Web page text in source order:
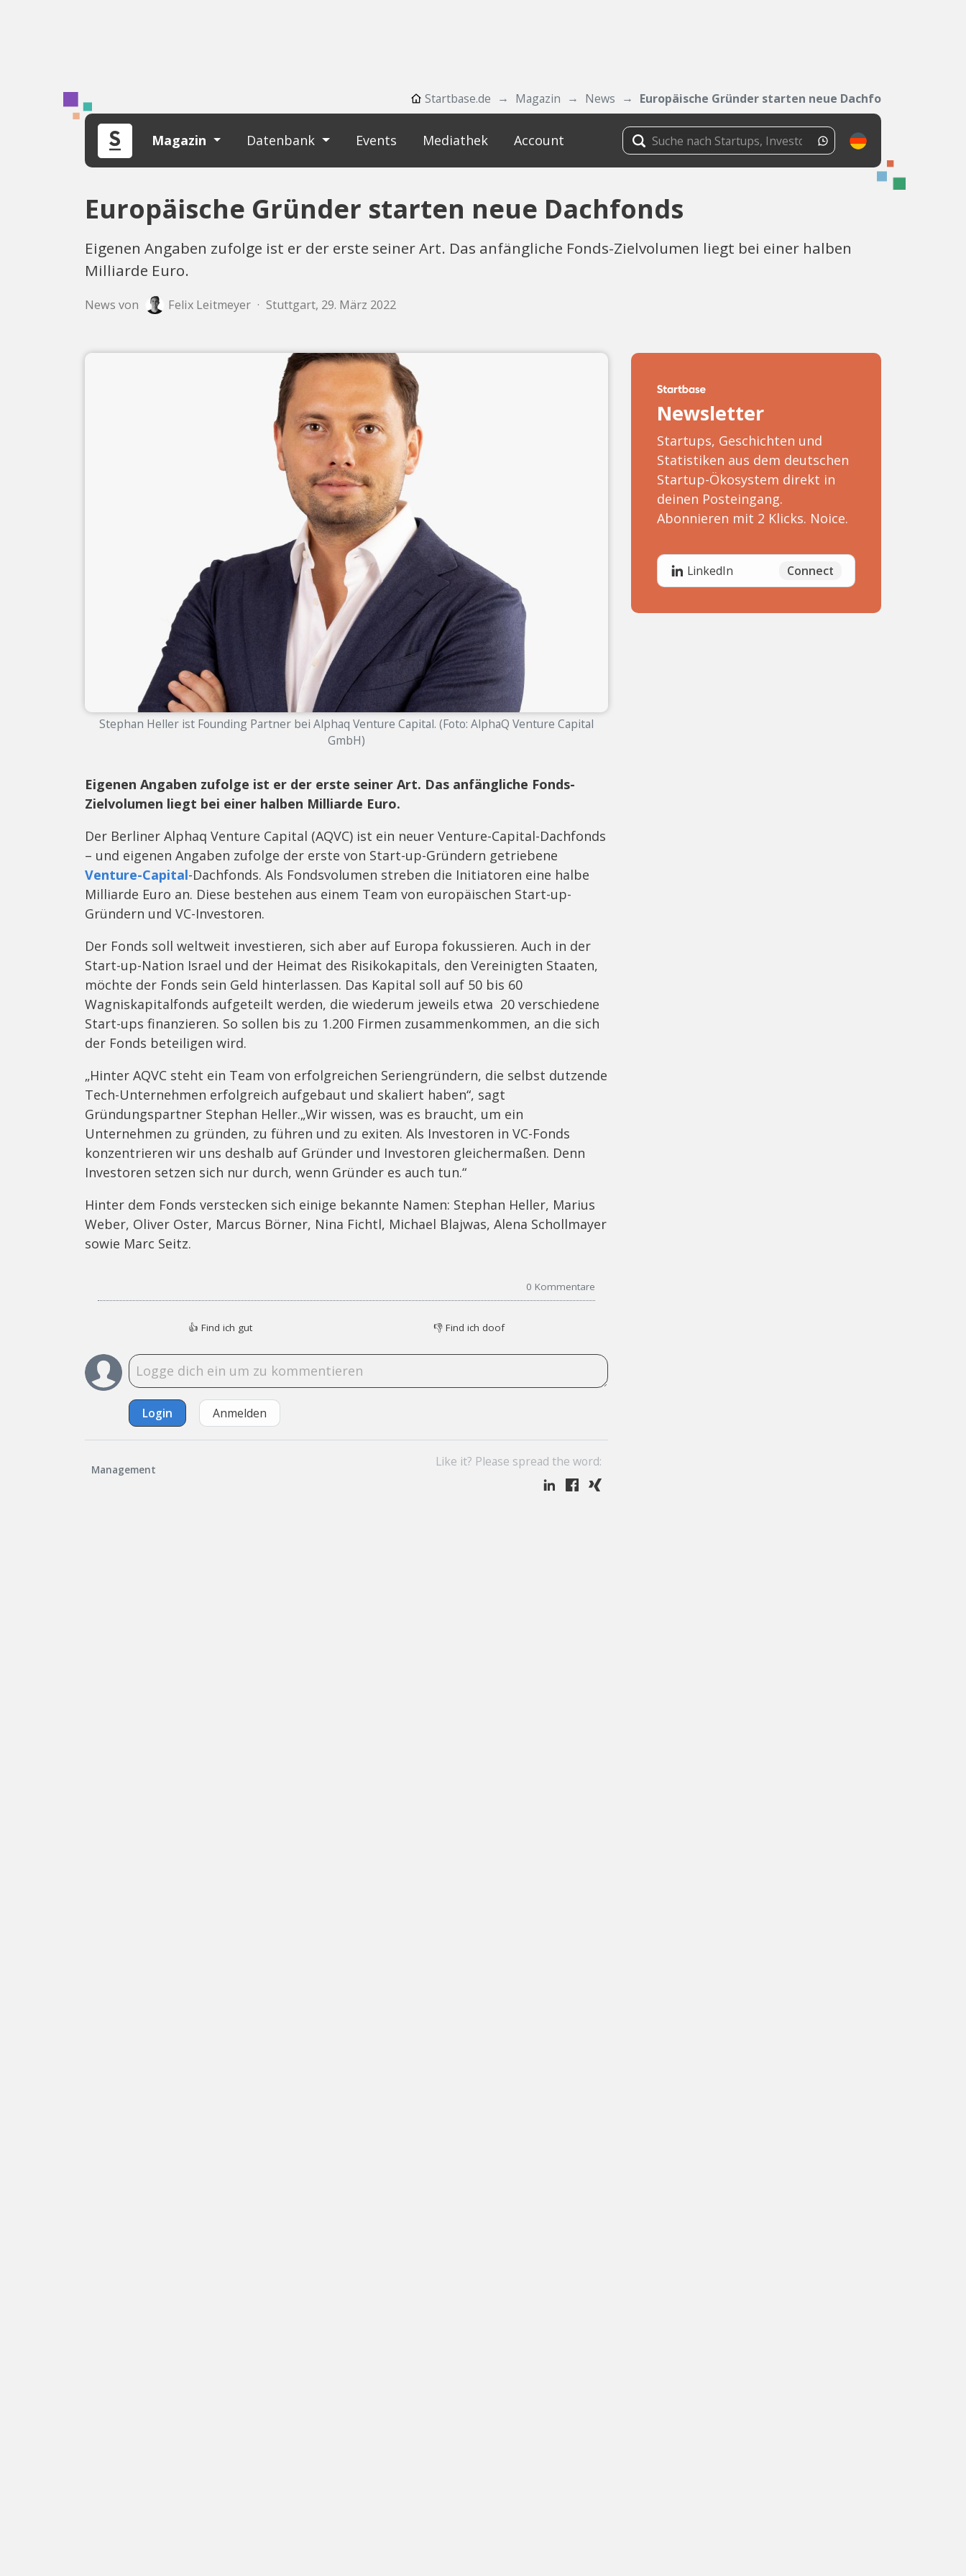
Startbase.de Magazin News Europäische Gründer starten neue Dachfonds
Magazin Datenbank Events Mediathek Account
Europäische Gründer starten neue Dachfonds
Eigenen Angaben zufolge ist er der erste seiner Art. Das anfängliche Fonds-Zielvolumen liegt bei einer halben
Milliarde Euro.
News von Felix Leitmeyer · Stuttgart, 29. März 2022
Stephan Heller ist Founding Partner bei Alphaq Venture Capital. (Foto: AlphaQ Venture Capital
GmbH)
Eigenen Angaben zufolge ist er der erste seiner Art. Das anfängliche Fonds-
Zielvolumen liegt bei einer halben Milliarde Euro.
Der Berliner Alphaq Venture Capital (AQVC) ist ein neuer Venture-Capital-Dachfonds
– und eigenen Angaben zufolge der erste von Start-up-Gründern getriebene
Venture-Capital-Dachfonds. Als Fondsvolumen streben die Initiatoren eine halbe
Milliarde Euro an. Diese bestehen aus einem Team von europäischen Start-up-
Gründern und VC-Investoren.
Der Fonds soll weltweit investieren, sich aber auf Europa fokussieren. Auch in der
Start-up-Nation Israel und der Heimat des Risikokapitals, den Vereinigten Staaten,
möchte der Fonds sein Geld hinterlassen. Das Kapital soll auf 50 bis 60
Wagniskapitalfonds aufgeteilt werden, die wiederum jeweils etwa 20 verschiedene
Start-ups finanzieren. So sollen bis zu 1.200 Firmen zusammenkommen, an die sich
der Fonds beteiligen wird.
„Hinter AQVC steht ein Team von erfolgreichen Seriengründern, die selbst dutzende
Tech-Unternehmen erfolgreich aufgebaut und skaliert haben“, sagt
Gründungspartner Stephan Heller.„Wir wissen, was es braucht, um ein
Unternehmen zu gründen, zu führen und zu exiten. Als Investoren in VC-Fonds
konzentrieren wir uns deshalb auf Gründer und Investoren gleichermaßen. Denn
Investoren setzen sich nur durch, wenn Gründer es auch tun.“
Hinter dem Fonds verstecken sich einige bekannte Namen: Stephan Heller, Marius
Weber, Oliver Oster, Marcus Börner, Nina Fichtl, Michael Blajwas, Alena Schollmayer
sowie Marc Seitz.
0 Kommentare
👍 Find ich gut 👎 Find ich doof
Login Anmelden
Management
Like it? Please spread the word:
Newsletter
Startups, Geschichten und
Statistiken aus dem deutschen
Startup-Ökosystem direkt in
deinen Posteingang.
Abonnieren mit 2 Klicks. Noice.
LinkedIn Connect